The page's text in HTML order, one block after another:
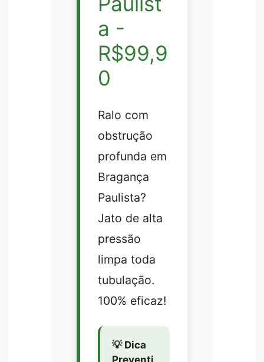
a -
R$99,9
0
Ralo com
obstrução
profunda em
Bragança
Paulista?
Jato de alta
pressão
limpa toda
tubulação.
100% eficaz!
💡 Dica